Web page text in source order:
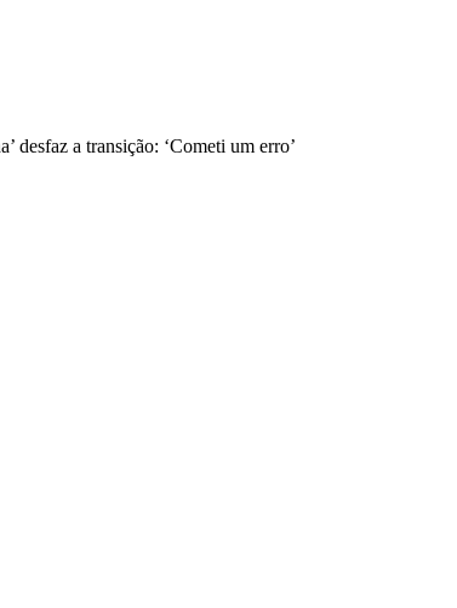
desfaz a transição: ‘Cometi um erro’